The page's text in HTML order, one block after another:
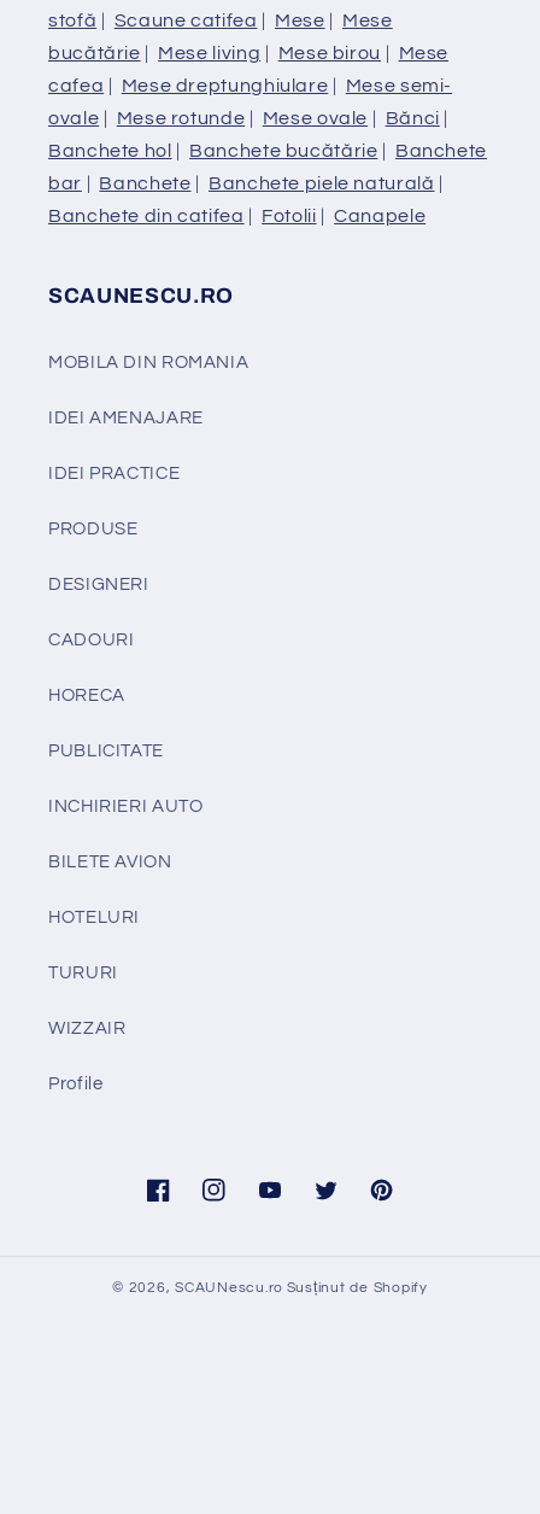
stofă | Scaune catifea | Mese | Mese
bucătărie | Mese living | Mese birou | Mese
cafea | Mese dreptunghiulare | Mese semi-
ovale | Mese rotunde | Mese ovale | Bănci |
Banchete hol | Banchete bucătărie | Banchete
bar | Banchete | Banchete piele naturală |
Banchete din catifea | Fotolii |Canapele
SCAUNESCU.RO
MOBILA DIN ROMANIA
IDEI AMENAJARE
IDEI PRACTICE
PRODUSE
DESIGNERI
CADOURI
HORECA
PUBLICITATE
INCHIRIERI AUTO
BILETE AVION
HOTELURI
TURURI
WIZZAIR
Profile
FacebookInstagramYouTubeTwitter Pinterest
© 2026,SCAUNescu.ro Susținut de Shopify